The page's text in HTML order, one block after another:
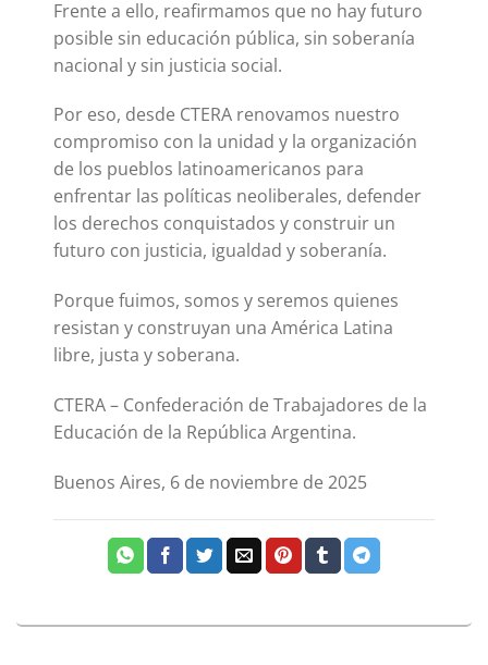
Frente a ello, reafirmamos que no hay futuro
posible sin educación pública, sin soberanía
nacional y sin justicia social.
Por eso, desde CTERA renovamos nuestro
compromiso con la unidad y la organización
de los pueblos latinoamericanos para
enfrentar las políticas neoliberales, defender
los derechos conquistados y construir un
futuro con justicia, igualdad y soberanía.
Porque fuimos, somos y seremos quienes
resistan y construyan una América Latina
libre, justa y soberana.
CTERA – Confederación de Trabajadores de la
Educación de la República Argentina.
Buenos Aires, 6 de noviembre de 2025